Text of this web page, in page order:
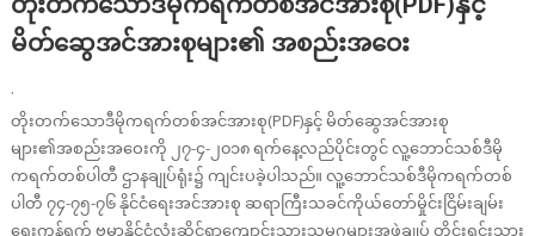
မိတ်ဆွေအင်အားစုများ၏ အစည်းအဝေး
·
တိုးတက်သောဒီမိုကရက်တစ်အင်အားစု(PDF)နှင့် မိတ်ဆွေအင်အားစု
များ၏အစည်းအဝေးကို ၂၇-၄-၂၀၁၈ ရက်နေ့လည်ပိုင်းတွင် လူ့ဘောင်သစ်ဒီမို
ကရက်တစ်ပါတီ ဌာနချုပ်ရုံး၌ ကျင်းပခဲ့ပါသည်။ လူ့ဘောင်သစ်ဒီမိုကရက်တစ်
ပါတီ ၇၄-၇၅-၇၆ နိုင်ငံရေးအင်အားစု ဆရာကြီးသခင်ကိုယ်တော်မှိုင်းငြိမ်းချမ်း
ရေးကွန်ရက် ဗမာနိုင်ငံလုံးဆိုင်ရာကျောင်းသားသမဂ္ဂများအဖွဲ့ချုပ် တိုင်းရင်းသား